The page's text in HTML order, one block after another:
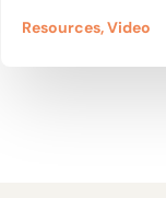
Resources,Video